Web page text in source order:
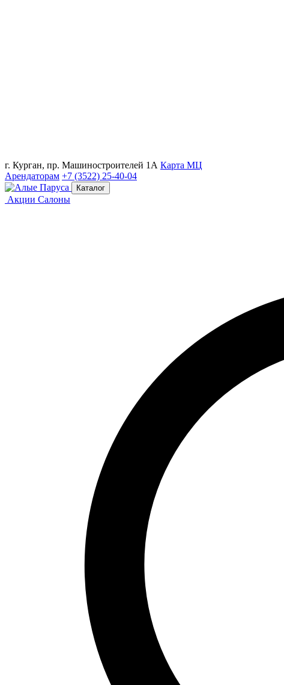
г. Курган, пр. Машиностроителей 1А Карта МЦ
Арендаторам +7 (3522) 25-40-04
Каталог
Акции Салоны